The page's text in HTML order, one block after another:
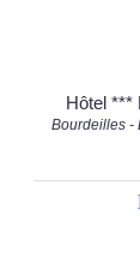
Hôtel ***
Bourdeilles -